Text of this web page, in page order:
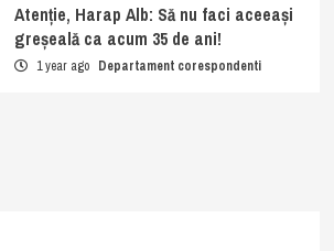
Atenție, Harap Alb: Să nu faci aceeași
greșeală ca acum 35 de ani!
1 year ago Departament corespondenti